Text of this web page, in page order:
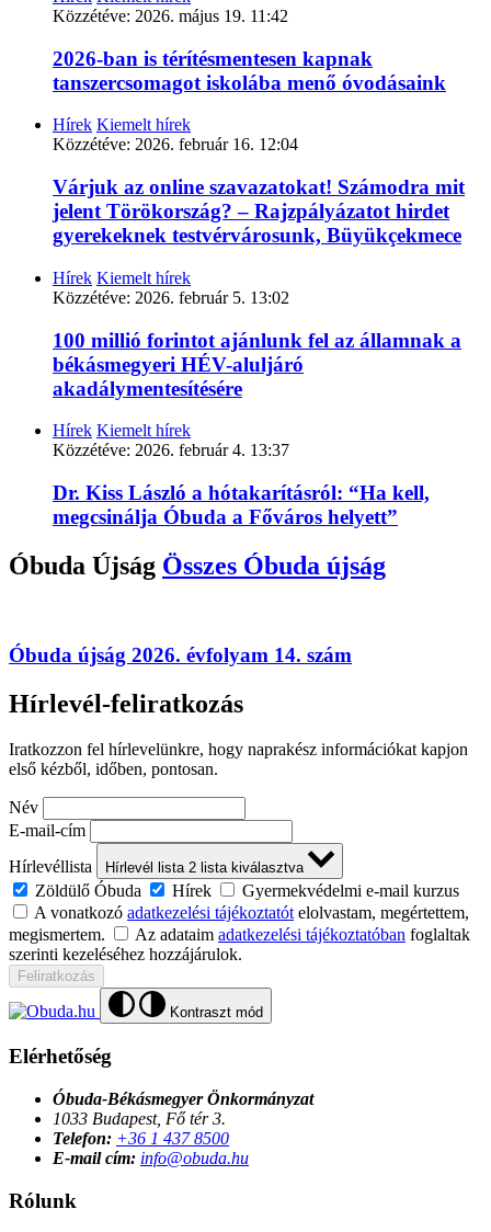
Közzétéve: 2026. május 19. 11:42
2026-ban is térítésmentesen kapnak
tanszercsomagot iskolába menő óvodásaink
Hírek Kiemelt hírek
Közzétéve: 2026. február 16. 12:04
Várjuk az online szavazatokat! Számodra mit
jelent Törökország? – Rajzpályázatot hirdet
gyerekeknek testvérvárosunk, Büyükçekmece
Hírek Kiemelt hírek
Közzétéve: 2026. február 5. 13:02
100 millió forintot ajánlunk fel az államnak a
békásmegyeri HÉV-aluljáró
akadálymentesítésére
Hírek Kiemelt hírek
Közzétéve: 2026. február 4. 13:37
Dr. Kiss László a hótakarításról: “Ha kell,
megcsinálja Óbuda a Főváros helyett”
Óbuda Újság Összes Óbuda újság
Óbuda újság 2026. évfolyam 14. szám
Hírlevél-feliratkozás
Iratkozzon fel hírlevelünkre, hogy naprakész információkat kapjon
első kézből, időben, pontosan.
Név
E-mail-cím
Hírlevéllista
Hírlevél lista 2 lista kiválasztva
Zöldülő Óbuda Hírek
Gyermekvédelmi e-mail kurzus
A vonatkozó adatkezelési tájékoztatótelolvastam, megértettem,
megismertem.
Az adataim adatkezelési tájékoztatóban foglaltak
szerinti kezeléséhez hozzájárulok.
Feliratkozás
Kontraszt mód
Elérhetőség
Óbuda-Békásmegyer Önkormányzat
1033 Budapest, Fő tér 3.
Telefon: +36 1 437 8500
E-mail cím: info@obuda.hu
Rólunk